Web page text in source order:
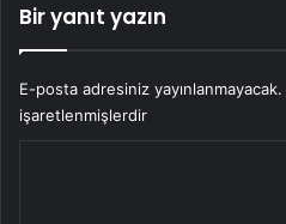
Bir yanıt yazın
E-posta adresiniz yayınlanmayacak.
işaretlenmişlerdir